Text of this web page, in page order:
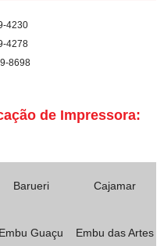
4230
4278
8698
de Impressora:
Barueri Cajamar
Embu Guaçu Embu das Artes